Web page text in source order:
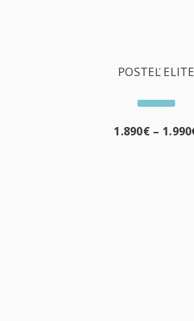
POSTEĽ ELITE
1.890€ – 1.990